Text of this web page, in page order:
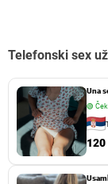
Telefonski sex
Una
🟢